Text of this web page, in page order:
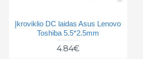
Įkroviklio DC laidas Asus Lenovo
Toshiba 5.5*2.5mm
4.84€